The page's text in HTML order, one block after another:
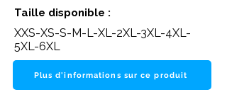
Taille disponible :
XXS-XS-S-M-L-XL-2XL-3XL-4XL-
5XL-6XL
Plus d'informations sur ce produit